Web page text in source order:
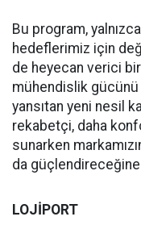
Bu program,
hedeflerimiz için
de heyecan verici
mühendislik
yansıtan yeni nesil
rekabetçi, daha
sunarken
da güçlendireceğine
LOJİPORT